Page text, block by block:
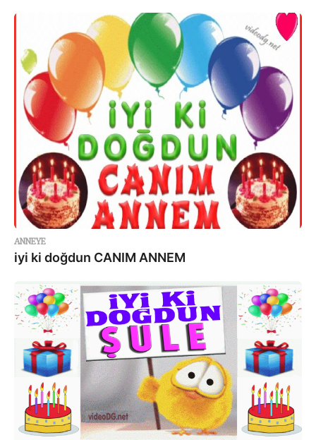
ANNEYE
iyi ki doğdun CANIM ANNEM